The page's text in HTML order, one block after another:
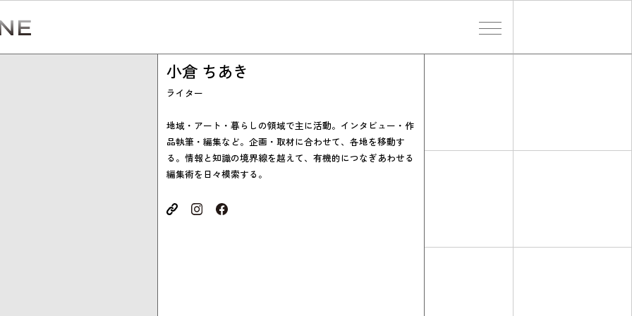
Simulation
CO₂削減効果を測る
小倉 ちあき
ライター
地域・アート・暮らしの領域で主に活動。インタビュー・作
品執筆・編集など。企画・取材に合わせて、各地を移動す
る。情報と知識の境界線を越えて、有機的につなぎあわせる
編集術を日々模索する。